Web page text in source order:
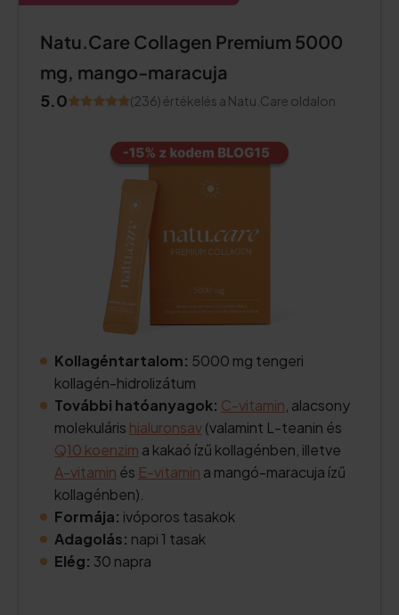
Natu.Care Collagen Premium 5000
mg, mango-maracuja
5.0 (236) értékelés a Natu.Care oldalon
Kollagéntartalom: 5000 mg tengeri
kollagén-hidrolizátum
További hatóanyagok: C-vitamin , alacsony
molekuláris hialuronsav(valamint L-teanin és
Q10 koenzim a kakaó ízű kollagénben, illetve
A-vitamin és E-vitamin a mangó-maracuja ízű
kollagénben).
Formája: ivóporos tasakok
Adagolás: napi 1 tasak
Elég: 30 napra